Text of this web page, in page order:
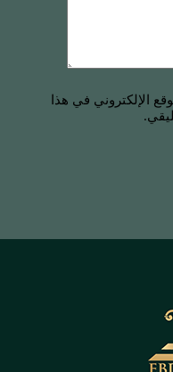
الإلكتروني في هذا